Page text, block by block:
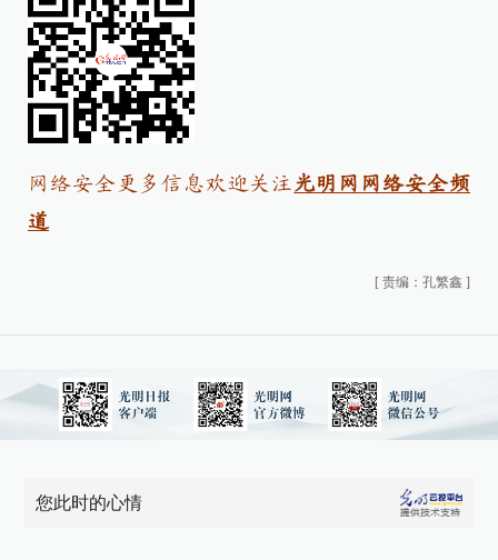
网络安全更多信息欢迎关注 光明网网络安全频
道
[ 责编：孔繁鑫 ]
您此时的心情